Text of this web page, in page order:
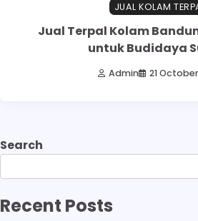
JUAL KOLAM
Jual Terpal Kolam
untuk Budidaya
Admin 21
Search
Recent Posts